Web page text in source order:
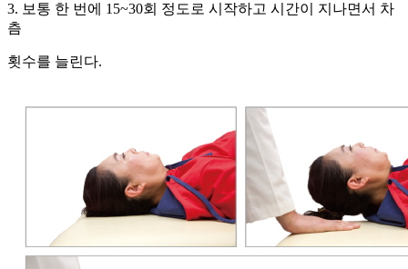
3. 보통 한 번에 15~30회 정도로 시작하고 시간이 지나면서 차
츰
횟수를 늘린다.